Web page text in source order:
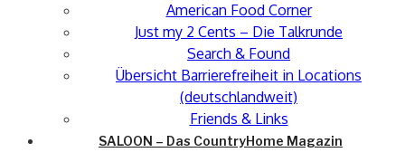
American Food Corner
Just my 2 Cents – Die Talkrunde
Search & Found
Übersicht Barrierefreiheit in Locations
(deutschlandweit)
Friends & Links
SALOON – Das CountryHome Magazin